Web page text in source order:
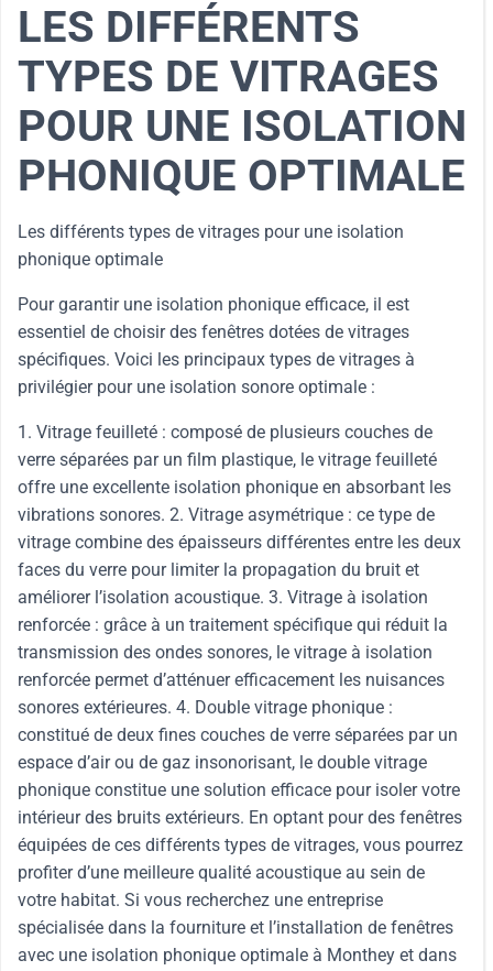
LES DIFFÉRENTS
TYPES DE VITRAGES
POUR UNE ISOLATION
PHONIQUE OPTIMALE
Les différents types de vitrages pour une isolation
phonique optimale
Pour garantir une isolation phonique efficace, il est
essentiel de choisir des fenêtres dotées de vitrages
spécifiques. Voici les principaux types de vitrages à
privilégier pour une isolation sonore optimale :
1. Vitrage feuilleté : composé de plusieurs couches de
verre séparées par un film plastique, le vitrage feuilleté
offre une excellente isolation phonique en absorbant les
vibrations sonores. 2. Vitrage asymétrique : ce type de
vitrage combine des épaisseurs différentes entre les deux
faces du verre pour limiter la propagation du bruit et
améliorer l’isolation acoustique. 3. Vitrage à isolation
renforcée : grâce à un traitement spécifique qui réduit la
transmission des ondes sonores, le vitrage à isolation
renforcée permet d’atténuer efficacement les nuisances
sonores extérieures. 4. Double vitrage phonique :
constitué de deux fines couches de verre séparées par un
espace d’air ou de gaz insonorisant, le double vitrage
phonique constitue une solution efficace pour isoler votre
intérieur des bruits extérieurs. En optant pour des fenêtres
équipées de ces différents types de vitrages, vous pourrez
profiter d’une meilleure qualité acoustique au sein de
votre habitat. Si vous recherchez une entreprise
spécialisée dans la fourniture et l’installation de fenêtres
avec une isolation phonique optimale à Monthey et dans